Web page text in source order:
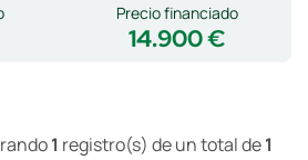
14.900 €
Precio financiado
1 registro(s) de un total de1